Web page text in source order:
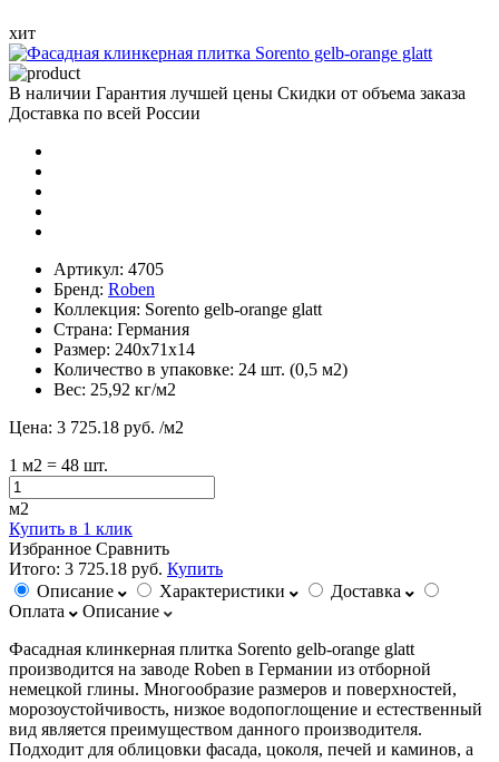
хит
В наличии Гарантия лучшей цены Скидки от объема заказа
Доставка по всей России
Артикул: 4705
Бренд: Roben
Коллекция: Sorento gelb-orange glatt
Страна: Германия
Размер: 240х71х14
Количество в упаковке: 24 шт. (0,5 м2)
Вес: 25,92 кг/м2
Цена: 3 725.18 руб. /м2
1 м2 = 48 шт.
м2
Купить в 1 клик
Избранное Сравнить
Итого: 3 725.18 руб. Купить
Описание
Характеристики
Доставка
Оплата
Описание
Фасадная клинкерная плитка Sorento gelb-orange glatt
производится на заводе Roben в Германии из отборной
немецкой глины. Многообразие размеров и поверхностей,
морозоустойчивость, низкое водопоглощение и естественный
вид является преимуществом данного производителя.
Подходит для облицовки фасада, цоколя, печей и каминов, а